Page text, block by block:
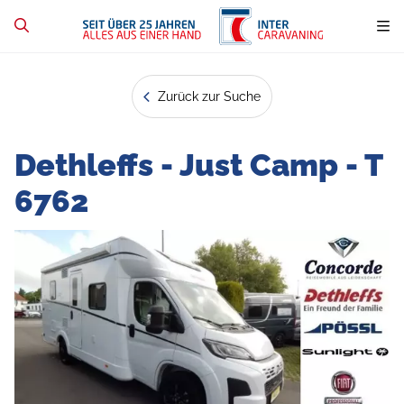
Zurück zur Suche
Dethleffs - Just Camp - T
6762